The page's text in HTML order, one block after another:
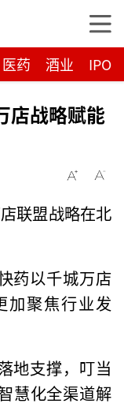
医药 酒业 IPO
店战略赋能
联盟战略在北
药以千城万店
加聚焦行业发
地支撑，叮当
慧化全渠道解